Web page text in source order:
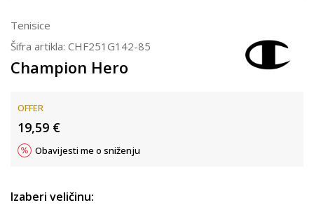
Tenisice
Šifra artikla: CHF251G142-85
Champion Hero
OFFER
19,59 €
Obavijesti me o sniženju
Izaberi veličinu: